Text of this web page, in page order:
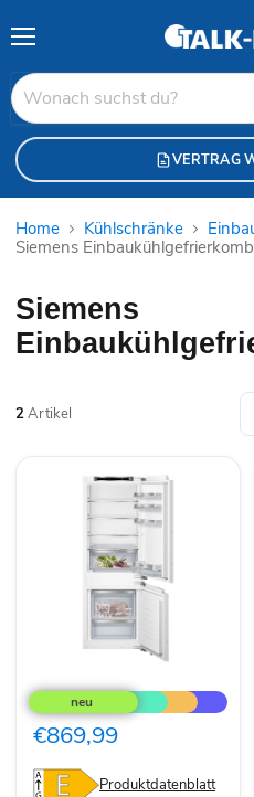
VERTRAG
Home Kühlschränke
Siemens
Siemens
2Artikel
MDA
EB-
Kühl/Gefrierkombi
IQ500
KI77SXFE0
€869,99
Produktdatenblatt